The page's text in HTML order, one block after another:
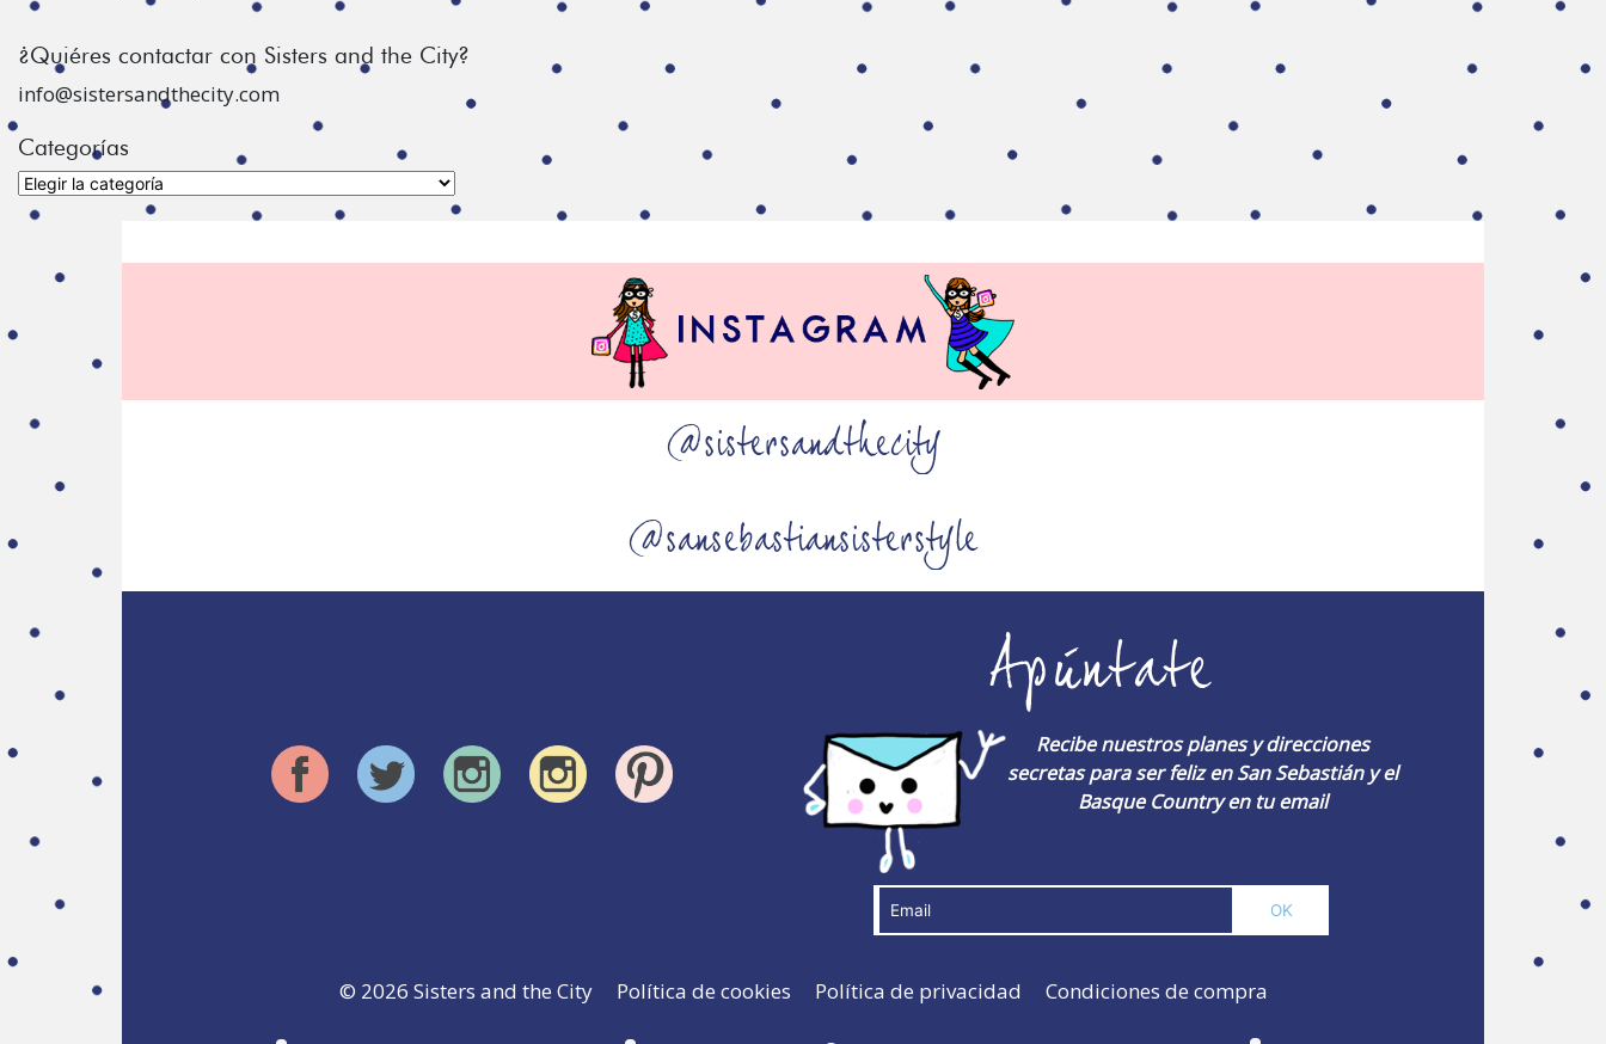
¿Quiéres contactar con Sisters and the City?
info@sistersandthecity.com
Categorías
Categorías
@sistersandthecity
@sansebastiansisterstyle
Apúntate
Recibe nuestros planes y direcciones
secretas para ser feliz en San Sebastián y el
Basque Country en tu email
© 2026 Sisters and the City Política de cookies Política de privacidad Condiciones de compra